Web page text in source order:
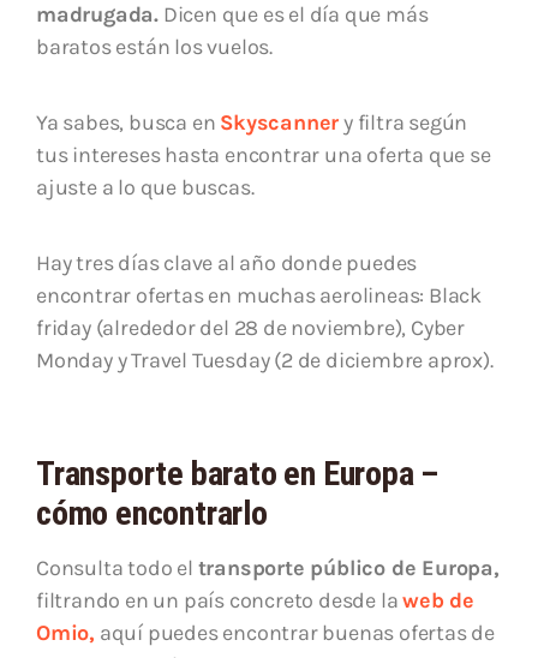
madrugada. Dicen que es el día que más
baratos están los vuelos.
Ya sabes, busca en Skyscannery filtra según
tus intereses hasta encontrar una oferta que se
ajuste a lo que buscas.
Hay tres días clave al año donde puedes
encontrar ofertas en muchas aerolineas: Black
friday (alrededor del 28 de noviembre), Cyber
Monday y Travel Tuesday (2 de diciembre aprox).
Transporte barato en Europa –
cómo encontrarlo
Consulta todo el transporte público de Europa,
filtrando en un país concreto desde laweb de
Omio, aquí puedes encontrar buenas ofertas de